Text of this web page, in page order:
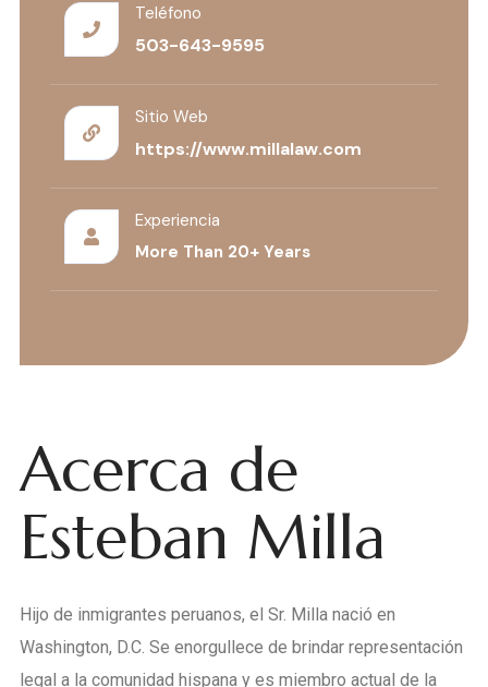
Teléfono
503-643-9595
Sitio Web
https://www.millalaw.com
Experiencia
More Than 20+ Years
Acerca de
Esteban Milla
Hijo de inmigrantes peruanos, el Sr. Milla nació en
Washington, D.C. Se enorgullece de brindar representación
legal a la comunidad hispana y es miembro actual de la